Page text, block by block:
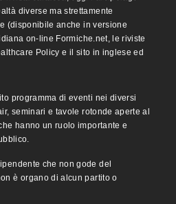
diverse ma strettamente
(disponibile anche in versione
on-line Formiche.net, le riviste
Policy e il sito in inglese ed
programma di eventi nei diversi
seminari e tavole rotonde aperte al
hanno un ruolo importante e
che non gode del
è organo di alcun partito o